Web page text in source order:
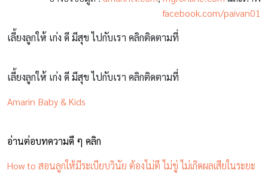
facebook.com/paivan01
เลี้ยงลูกให้ เก่ง ดี มีสุข ไปกับเรา คลิกติดตามที่
เลี้ยงลูกให้ เก่ง ดี มีสุข ไปกับเรา คลิกติดตามที่
Amarin Baby & Kids
อ่านต่อบทความดี ๆ คลิก
How to สอนลูกให้มีระเบียบวินัย ต้องไม่ตี ไม่ขู่ ไม่เกิดผลเสียในระยะ